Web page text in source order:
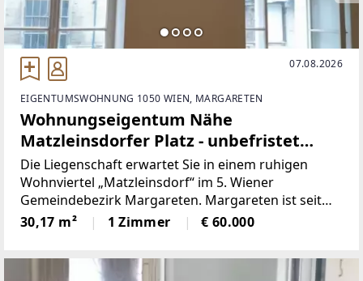
07.08.2026
EIGENTUMSWOHNUNG 1050 WIEN, MARGARETEN
Wohnungseigentum Nähe
Matzleinsdorfer Platz - unbefristet
vermietet
Die Liegenschaft erwartet Sie in einem ruhigen
Wohnviertel „Matzleinsdorf“ im 5. Wiener
Gemeindebezirk Margareten. Margareten ist seit
dem Jahr 1850 Teil Wiens und seit 1861 der 5. Wiener
Gemeindebezirk. Er liegt innerhalb des Gürtels, der
30,17 m² 1 Zimmer € 60.000